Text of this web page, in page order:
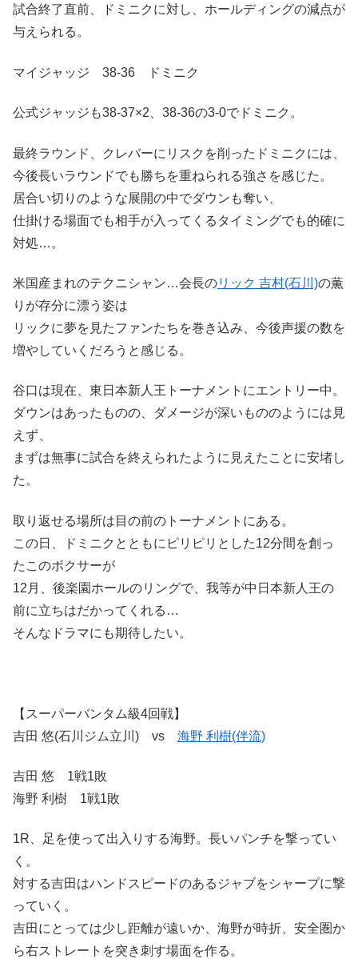
試合終了直前、ドミニクに対し、ホールディングの減点が
与えられる。
マイジャッジ 38-36 ドミニク
公式ジャッジも38-37×2、38-36の3-0でドミニク。
最終ラウンド、クレバーにリスクを削ったドミニクには、
今後長いラウンドでも勝ちを重ねられる強さを感じた。
居合い切りのような展開の中でダウンも奪い、
仕掛ける場面でも相手が入ってくるタイミングでも的確に
対処…。
米国産まれのテクニシャン…会長のリック 吉村(石川)の薫
りが存分に漂う姿は
リックに夢を見たファンたちを巻き込み、今後声援の数を
増やしていくだろうと感じる。
谷口は現在、東日本新人王トーナメントにエントリー中。
ダウンはあったものの、ダメージが深いもののようには見
えず、
まずは無事に試合を終えられたように見えたことに安堵し
た。
取り返せる場所は目の前のトーナメントにある。
この日、ドミニクとともにピリピリとした12分間を創っ
たこのボクサーが
12月、後楽園ホールのリングで、我等が中日本新人王の
前に立ちはだかってくれる…
そんなドラマにも期待したい。
【スーパーバンタム級4回戦】
吉田 悠(石川ジム立川) vs 海野 利樹(伴流)
吉田 悠 1戦1敗
海野 利樹 1戦1敗
1R、足を使って出入りする海野。長いパンチを撃ってい
く。
対する吉田はハンドスピードのあるジャブをシャープに撃
っていく。
吉田にとっては少し距離が遠いか、海野が時折、安全圏か
ら右ストレートを突き刺す場面を作る。